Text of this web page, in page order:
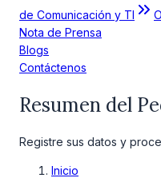
de Comunicación y TI
Nota de Prensa
Blogs
Contáctenos
Resumen del
Registre sus datos y
Inicio